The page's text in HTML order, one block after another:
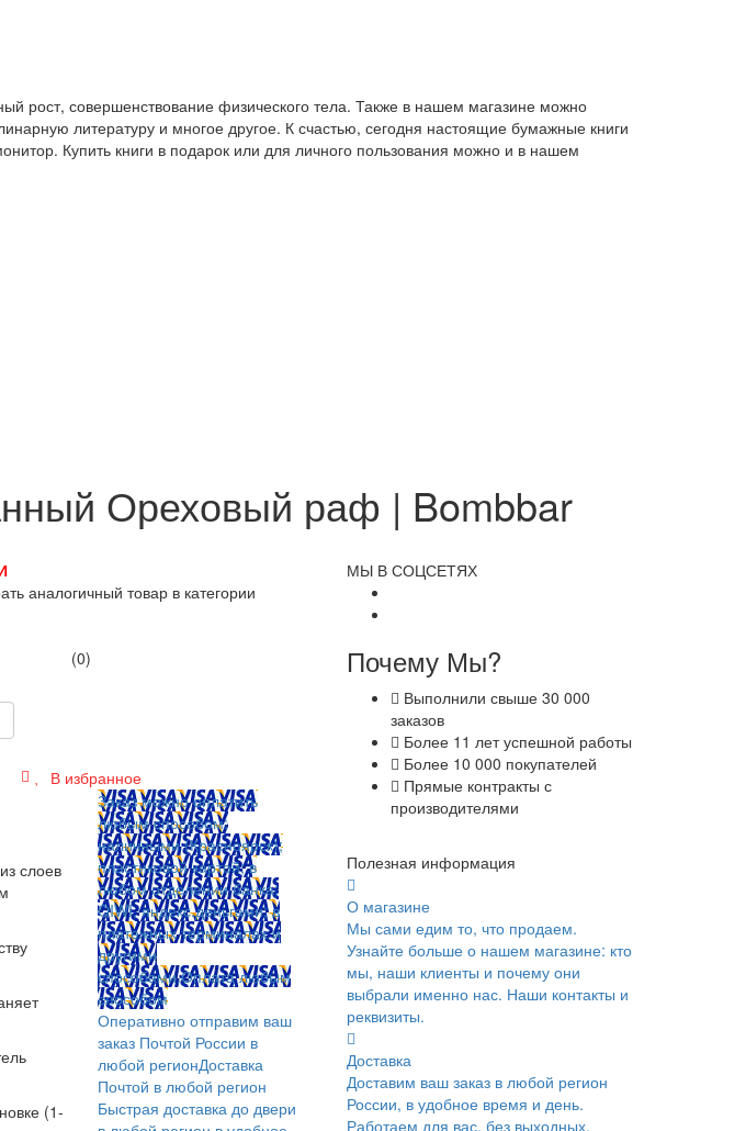
рост, совершенствование физического тела. Также в нашем магазине можно
литературу и многое другое. К счастью, сегодня настоящие бумажные книги
Купить книги в подарок или для личного пользования можно и в нашем
Ореховый раф | Bombbar
аналогичный товар в категории
(0)
В избранное
слоев
(1-
Заказ можно оплатить
любым способом:
наличными (Красноярск);
пластиковой картой; в
любом отделении банка;
QIWI, яндекс.деньгами; в
платежных терминалах и
другими
способами.Оплата любым
способом
Оперативно отправим ваш
заказ Почтой России в
любой регионДоставка
Почтой в любой регион
Быстрая доставка до двери
МЫ В СОЦСЕТЯХ
Почему Мы?
Выполнили свыше 30 000
заказов
Более 11 лет успешной работы
Более 10 000 покупателей
Прямые контракты с
производителями
Полезная информация
О магазине
Мы сами едим то, что продаем.
Узнайте больше о нашем магазине: кто
мы, наши клиенты и почему они
выбрали именно нас. Наши контакты и
реквизиты.
Доставка
Доставим ваш заказ в любой регион
России, в удобное время и день.
Работаем для вас, без выходных.